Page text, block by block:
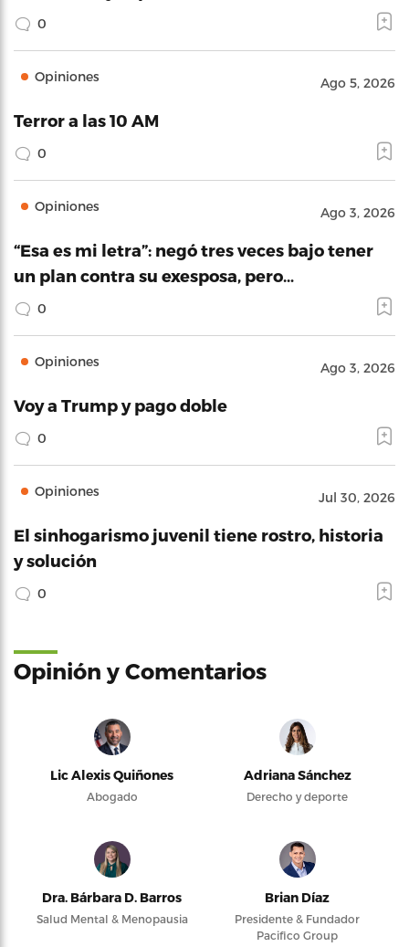
0
Opiniones Ago 5, 2026
Terror a las 10 AM
0
Opiniones Ago 3, 2026
“Esa es mi letra”: negó tres veces bajo tener
un plan contra su exesposa, pero…
0
Opiniones Ago 3, 2026
Voy a Trump y pago doble
0
Opiniones Jul 30, 2026
El sinhogarismo juvenil tiene rostro, historia
y solución
0
Opinión y Comentarios
Lic Alexis Quiñones
Abogado
Adriana Sánchez
Derecho y deporte
Dra. Bárbara D. Barros
Salud Mental & Menopausia
Brian Díaz
Presidente & Fundador
Pacifico Group